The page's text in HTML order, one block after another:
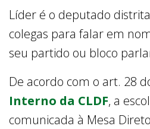
Líder é o deputado
colegas para falar em
seu partido ou bloco
De acordo com o art. 28
Interno da CLDF, a
comunicada à Mesa